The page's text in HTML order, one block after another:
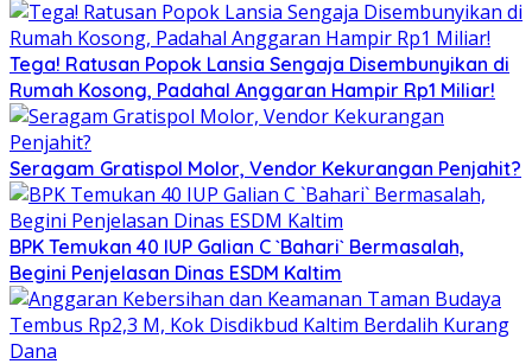
Tega! Ratusan Popok Lansia Sengaja Disembunyikan di
Rumah Kosong, Padahal Anggaran Hampir Rp1 Miliar!
Seragam Gratispol Molor, Vendor Kekurangan Penjahit?
BPK Temukan 40 IUP Galian C `Bahari` Bermasalah,
Begini Penjelasan Dinas ESDM Kaltim